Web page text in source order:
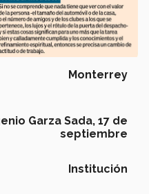
Monterrey
Garza Sada, 17 de
septiembre
Institución